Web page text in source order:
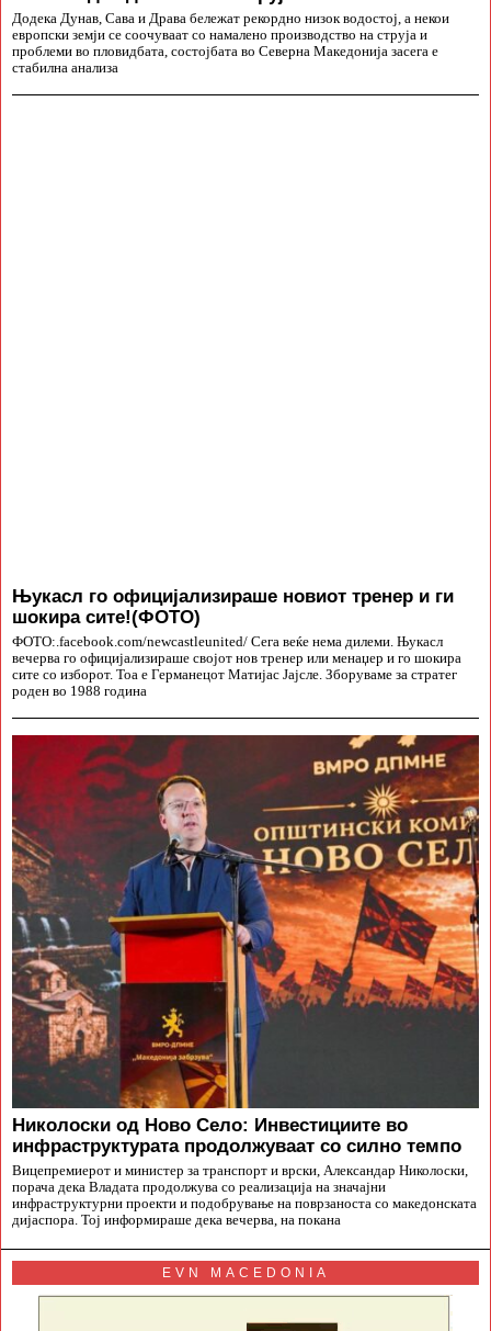
Додека Дунав, Сава и Драва бележат рекордно низок водостој, а некои
европски земји се соочуваат со намалено производство на струја и
проблеми во пловидбата, состојбата во Северна Македонија засега е
стабилна анализа
Њукасл го официјализираше новиот тренер и ги
шокира сите!(ФОТО)
ФОТО:.facebook.com/newcastleunited/ Сега веќе нема дилеми. Њукасл
вечерва го официјализираше својот нов тренер или менаџер и го шокира
сите со изборот. Тоа е Германецот Матијас Јајсле. Зборуваме за стратег
роден во 1988 година
Николоски од Ново Село: Инвестициите во
инфраструктурата продолжуваат со силно темпо
Вицепремиерот и министер за транспорт и врски, Александар Николоски,
порача дека Владата продолжува со реализација на значајни
инфраструктурни проекти и подобрување на поврзаноста со македонската
дијаспора. Тој информираше дека вечерва, на покана
EVN MACEDONIA